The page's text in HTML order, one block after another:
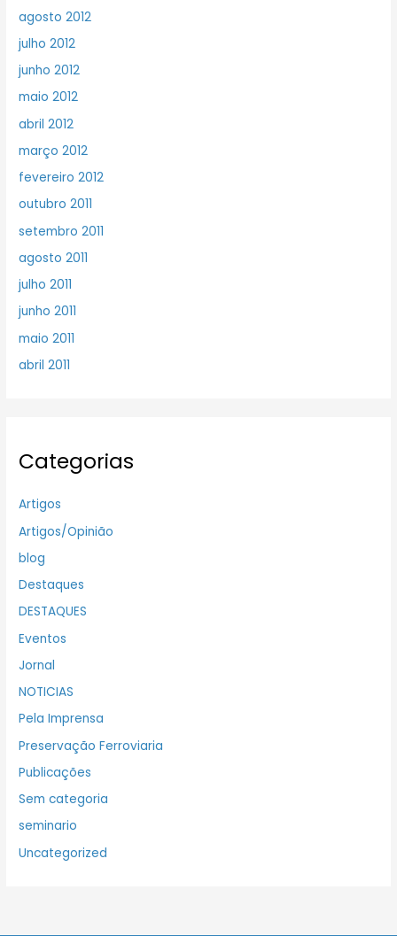
agosto 2012
julho 2012
junho 2012
maio 2012
abril 2012
março 2012
fevereiro 2012
outubro 2011
setembro 2011
agosto 2011
julho 2011
junho 2011
maio 2011
abril 2011
Categorias
Artigos
Artigos/Opinião
blog
Destaques
DESTAQUES
Eventos
Jornal
NOTICIAS
Pela Imprensa
Preservação Ferroviaria
Publicações
Sem categoria
seminario
Uncategorized